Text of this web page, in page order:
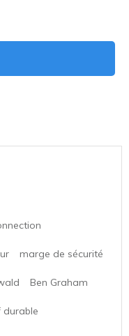
marge de sécurité
Ben Graham